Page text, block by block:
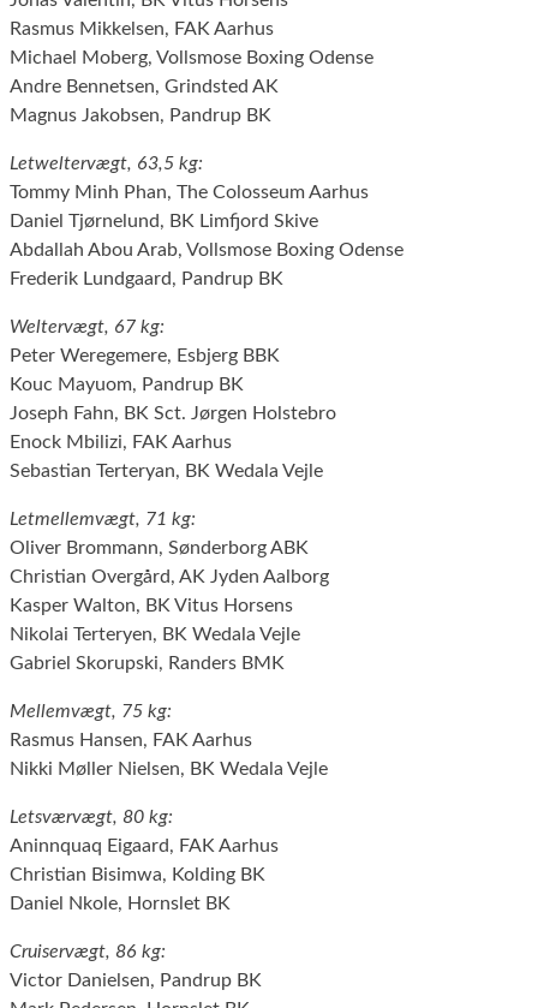
Rasmus Mikkelsen, FAK Aarhus
Michael Moberg, Vollsmose Boxing Odense
Andre Bennetsen, Grindsted AK
Magnus Jakobsen, Pandrup BK
Letweltervægt, 63,5 kg:
Tommy Minh Phan, The Colosseum Aarhus
Daniel Tjørnelund, BK Limfjord Skive
Abdallah Abou Arab, Vollsmose Boxing Odense
Frederik Lundgaard, Pandrup BK
Weltervægt, 67 kg:
Peter Weregemere, Esbjerg BBK
Kouc Mayuom, Pandrup BK
Joseph Fahn, BK Sct. Jørgen Holstebro
Enock Mbilizi, FAK Aarhus
Sebastian Terteryan, BK Wedala Vejle
Letmellemvægt, 71 kg:
Oliver Brommann, Sønderborg ABK
Christian Overgård, AK Jyden Aalborg
Kasper Walton, BK Vitus Horsens
Nikolai Terteryen, BK Wedala Vejle
Gabriel Skorupski, Randers BMK
Mellemvægt, 75 kg:
Rasmus Hansen, FAK Aarhus
Nikki Møller Nielsen, BK Wedala Vejle
Letsværvægt, 80 kg:
Aninnquaq Eigaard, FAK Aarhus
Christian Bisimwa, Kolding BK
Daniel Nkole, Hornslet BK
Cruiservægt, 86 kg:
Victor Danielsen, Pandrup BK